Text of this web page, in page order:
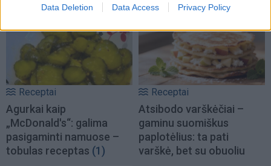
Data Deletion Data Access Privacy Policy
Receptai
Agurkai kaip
„McDonald's“: galima
pasigaminti namuose –
tobulas receptas (1)
Receptai
Atsibodo varškėčiai –
gaminu suomiškus
paplotėlius: ta pati
varškė, bet su obuoliu